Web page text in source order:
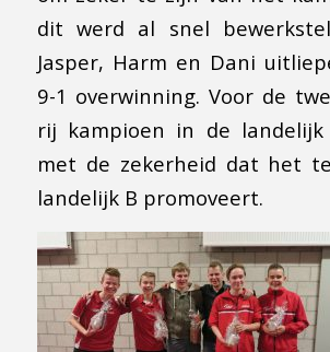
dit werd al snel
Jasper, Harm en Dani
9-1 overwinning. Voor de
rij kampioen in de
met de zekerheid dat het
landelijk B promoveert.